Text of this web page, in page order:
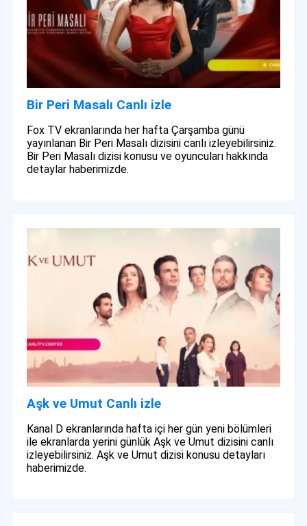
Bir Peri Masalı Canlı izle
Fox TV ekranlarında her hafta Çarşamba günü
yayınlanan Bir Peri Masalı dizisini canlı izleyebilirsiniz.
Bir Peri Masalı dizisi konusu ve oyuncuları hakkında
detaylar haberimizde.
Aşk ve Umut Canlı izle
Kanal D ekranlarında hafta içi her gün yeni bölümleri
ile ekranlarda yerini günlük Aşk ve Umut dizisini canlı
izleyebilirsiniz. Aşk ve Umut dizisi konusu detayları
haberimizde.